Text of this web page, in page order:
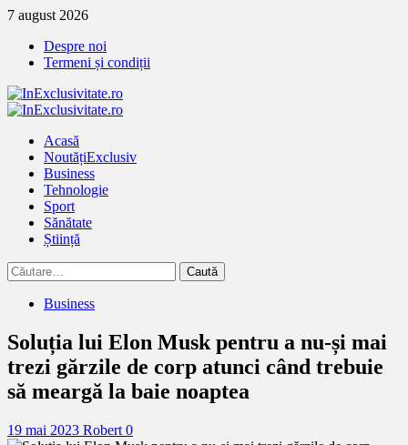
Treci
continut
7 august 2026
Despre noi
Termeni și condiții
Primary
Acasă
NoutățiExclusiv
Business
Tehnologie
Sport
Sănătate
Știință
Caută
după:
Business
Soluția lui Elon Musk pentru a nu-și mai
trezi gărzile de corp atunci când trebuie
să meargă la baie noaptea
19 mai 2023 Robert 0